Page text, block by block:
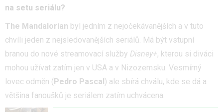
na setu seriálu?
The Mandalorian byl jedním z nejočekávanějších a v tuto
chvíli jeden z nejsledovanějších seriálů. Má být vstupní
branou do nové streamovací služby Disney+, kterou si diváci
mohou užívat zatím jen v USA a v Nizozemsku. Vesmírný
lovec odměn ( Pedro Pascal ) ale sbírá chválu, kde se dá a
většina fanoušků je seriálem zatím uchvácena.